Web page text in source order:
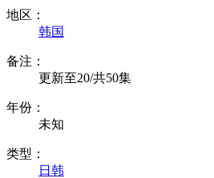
地区：
韩国
备注：
更新至20/共50集
年份：
未知
类型：
日韩